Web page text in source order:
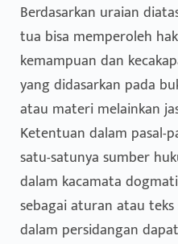
Berdasarkan uraian
tua bisa memperoleh
kemampuan dan
yang didasarkan pada
atau materi melainkan
Ketentuan dalam pasal-
satu-satunya sumber
dalam kacamata
sebagai aturan atau
dalam persidangan